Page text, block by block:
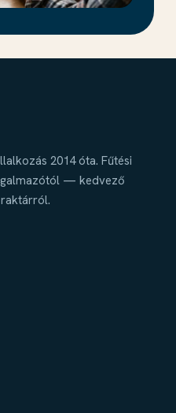
2014 óta. Fűtési
— kedvező